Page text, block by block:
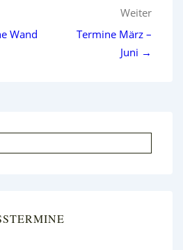
Wand
Weiter
Termine März –
Juni →